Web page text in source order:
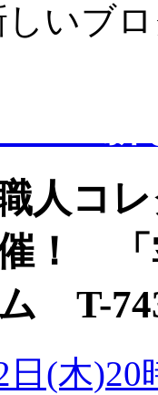
いブ
人コ
催！
ム T-
日(木)20